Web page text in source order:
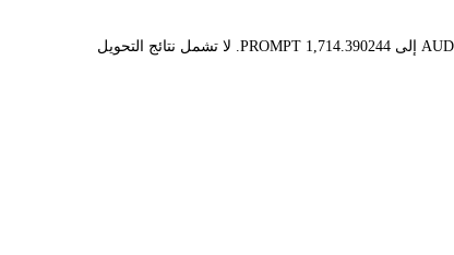
قيمة 1 PROMPT حاليًا هي $0.0292، مما يعني أن شراء 5 PROMPT سيكلفك $0.1458. وبالمثل، يمكن تحويل 1 AUD إلى 34.28780488 PROMPT، و50 AUD إلى 1,714.390244 PROMPT. لا تشمل نتائج التحويل